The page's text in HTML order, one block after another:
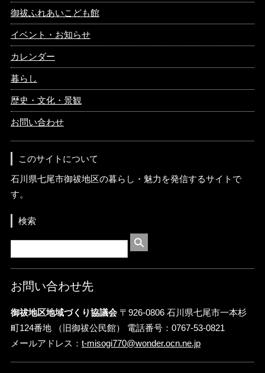
御祓ふれあいこども館
イベント・お知らせ
カレンダー
暮らし
歴史・文化・景観
お問い合わせ
このサイトについて
石川県七尾市御祓地区の暮らし・魅力を発信するサイトで
す。
検索
お問い合わせ先
御祓地区地域づくり協議会〒926-0806 石川県七尾市一本杉
町124番地 （旧御祓公民館） 電話番号：0767-53-0821
メールアドレス： t-misogi770@wonder.ocn.ne.jp